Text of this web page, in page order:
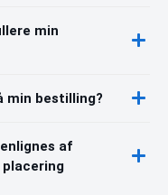
min
min bestilling?
af
placering